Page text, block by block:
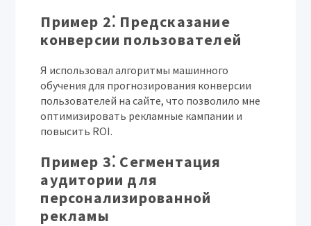
Пример 2⁚ Предсказание
конверсии пользователей
Я использовал алгоритмы машинного
обучения для прогнозирования конверсии
пользователей на сайте, что позволило мне
оптимизировать рекламные кампании и
повысить ROI.
Пример 3⁚ Сегментация
аудитории для
персонализированной
рекламы